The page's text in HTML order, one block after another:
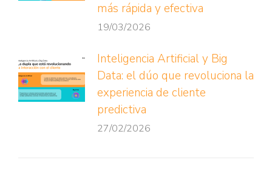
más rápida y efectiva
19/03/2026
Inteligencia Artificial y Big
Data: el dúo que revoluciona la
experiencia de cliente
predictiva
27/02/2026